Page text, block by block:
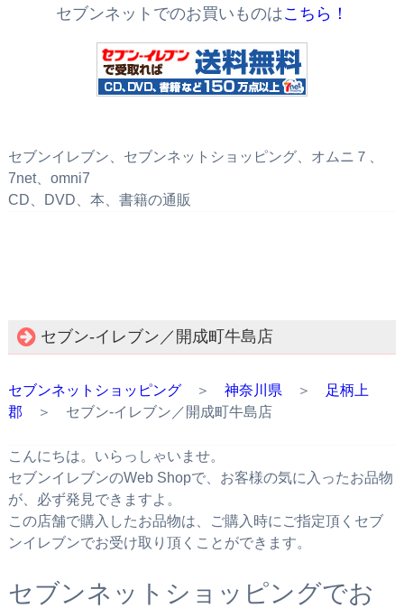
セブンネットでのお買いものはこちら！
セブンイレブン、セブンネットショッピング、オムニ７、
7net、omni7
CD、DVD、本、書籍の通販
セブン‐イレブン／開成町牛島店
セブンネットショッピング＞ 神奈川県 ＞
足柄上
郡 ＞ セブン‐イレブン／開成町牛島店
こんにちは。いらっしゃいませ。
セブンイレブンのWeb Shopで、お客様の気に入ったお品物
が、必ず発見できますよ。
この店舗で購入したお品物は、ご購入時にご指定頂くセブ
ンイレブンでお受け取り頂くことができます。
セブンネットショッピングでお